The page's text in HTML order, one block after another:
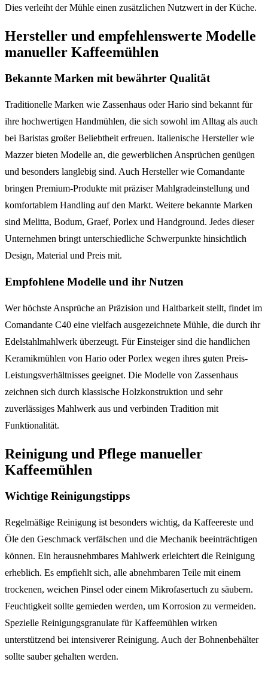
Dies verleiht der Mühle einen zusätzlichen Nutzwert in der Küche.
Hersteller und empfehlenswerte Modelle
manueller Kaffeemühlen
Bekannte Marken mit bewährter Qualität
Traditionelle Marken wie Zassenhaus oder Hario sind bekannt für
ihre hochwertigen Handmühlen, die sich sowohl im Alltag als auch
bei Baristas großer Beliebtheit erfreuen. Italienische Hersteller wie
Mazzer bieten Modelle an, die gewerblichen Ansprüchen genügen
und besonders langlebig sind. Auch Hersteller wie Comandante
bringen Premium-Produkte mit präziser Mahlgradeinstellung und
komfortablem Handling auf den Markt. Weitere bekannte Marken
sind Melitta, Bodum, Graef, Porlex und Handground. Jedes dieser
Unternehmen bringt unterschiedliche Schwerpunkte hinsichtlich
Design, Material und Preis mit.
Empfohlene Modelle und ihr Nutzen
Wer höchste Ansprüche an Präzision und Haltbarkeit stellt, findet im
Comandante C40 eine vielfach ausgezeichnete Mühle, die durch ihr
Edelstahlmahlwerk überzeugt. Für Einsteiger sind die handlichen
Keramikmühlen von Hario oder Porlex wegen ihres guten Preis-
Leistungsverhältnisses geeignet. Die Modelle von Zassenhaus
zeichnen sich durch klassische Holzkonstruktion und sehr
zuverlässiges Mahlwerk aus und verbinden Tradition mit
Funktionalität.
Reinigung und Pflege manueller
Kaffeemühlen
Wichtige Reinigungstipps
Regelmäßige Reinigung ist besonders wichtig, da Kaffeereste und
Öle den Geschmack verfälschen und die Mechanik beeinträchtigen
können. Ein herausnehmbares Mahlwerk erleichtert die Reinigung
erheblich. Es empfiehlt sich, alle abnehmbaren Teile mit einem
trockenen, weichen Pinsel oder einem Mikrofasertuch zu säubern.
Feuchtigkeit sollte gemieden werden, um Korrosion zu vermeiden.
Spezielle Reinigungsgranulate für Kaffeemühlen wirken
unterstützend bei intensiverer Reinigung. Auch der Bohnenbehälter
sollte sauber gehalten werden.